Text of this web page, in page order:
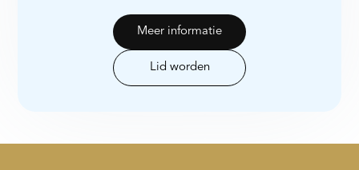
Meer informatie
Lid worden